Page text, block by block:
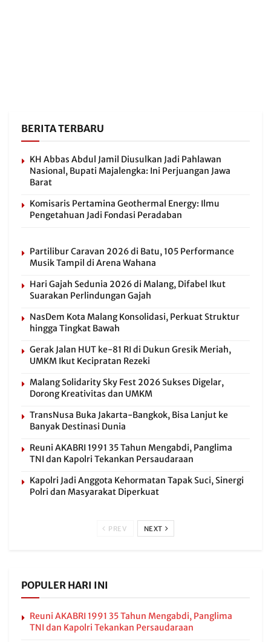
BERITA TERBARU
KH Abbas Abdul Jamil Diusulkan Jadi Pahlawan
Nasional, Bupati Majalengka: Ini Perjuangan Jawa
Barat
Komisaris Pertamina Geothermal Energy: Ilmu
Pengetahuan Jadi Fondasi Peradaban
Partilibur Caravan 2026 di Batu, 105 Performance
Musik Tampil di Arena Wahana
Hari Gajah Sedunia 2026 di Malang, Difabel Ikut
Suarakan Perlindungan Gajah
NasDem Kota Malang Konsolidasi, Perkuat Struktur
hingga Tingkat Bawah
Gerak Jalan HUT ke-81 RI di Dukun Gresik Meriah,
UMKM Ikut Kecipratan Rezeki
Malang Solidarity Sky Fest 2026 Sukses Digelar,
Dorong Kreativitas dan UMKM
TransNusa Buka Jakarta-Bangkok, Bisa Lanjut ke
Banyak Destinasi Dunia
Reuni AKABRI 1991 35 Tahun Mengabdi, Panglima
TNI dan Kapolri Tekankan Persaudaraan
Kapolri Jadi Anggota Kehormatan Tapak Suci, Sinergi
Polri dan Masyarakat Diperkuat
PREV NEXT
POPULER HARI INI
Reuni AKABRI 1991 35 Tahun Mengabdi, Panglima
TNI dan Kapolri Tekankan Persaudaraan